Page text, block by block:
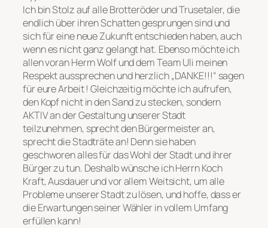
Ich bin Stolz auf alle Brotteröder und Trusetaler, die
endlich über ihren Schatten gesprungen sind und
sich für eine neue Zukunft entschieden haben, auch
wenn es nicht ganz gelangt hat. Ebenso möchte ich
allen voran Herrn Wolf und dem Team Uli meinen
Respekt aussprechen und herzlich „DANKE!!!“ sagen
für eure Arbeit ! Gleichzeitig möchte ich aufrufen,
den Kopf nicht in den Sand zu stecken, sondern
AKTIV an der Gestaltung unserer Stadt
teilzunehmen, sprecht den Bürgermeister an,
sprecht die Stadträte an! Denn sie haben
geschworen alles für das Wohl der Stadt und ihrer
Bürger zu tun. Deshalb wünsche ich Herrn Koch
Kraft, Ausdauer und vor allem Weitsicht, um alle
Probleme unserer Stadt zu lösen, und hoffe, dass er
die Erwartungen seiner Wähler in vollem Umfang
erfüllen kann!